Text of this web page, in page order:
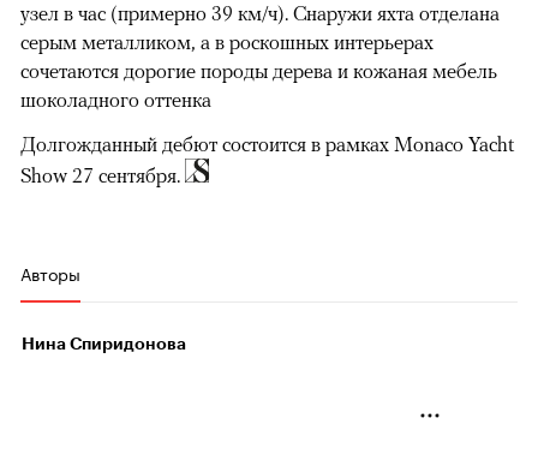
узел в час (примерно 39 км/ч). Снаружи яхта отделана
серым металликом, а в роскошных интерьерах
сочетаются дорогие породы дерева и кожаная мебель
шоколадного оттенка
Долгожданный дебют состоится в рамках Monaco Yacht
Show 27 сентября.
Авторы
Нина Спиридонова